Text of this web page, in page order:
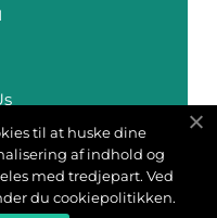
til at huske dine
af indhold og
med tredjepart. Ved
du cookiepolitikken.